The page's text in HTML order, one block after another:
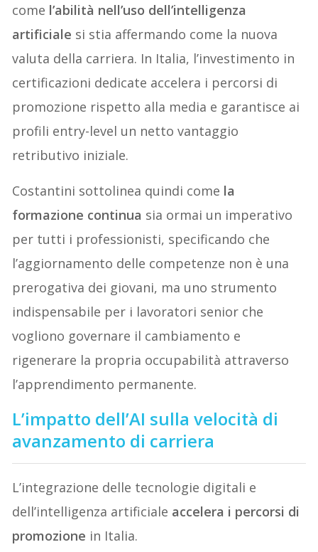
come l’abilità nell’uso dell’intelligenza
artificiale si stia affermando come la nuova
valuta della carriera. In Italia, l’investimento in
certificazioni dedicate accelera i percorsi di
promozione rispetto alla media e garantisce ai
profili entry-level un netto vantaggio
retributivo iniziale.
Costantini sottolinea quindi come la
formazione continua sia ormai un imperativo
per tutti i professionisti, specificando che
l’aggiornamento delle competenze non è una
prerogativa dei giovani, ma uno strumento
indispensabile per i lavoratori senior che
vogliono governare il cambiamento e
rigenerare la propria occupabilità attraverso
l’apprendimento permanente.
L’impatto dell’AI sulla velocità di
avanzamento di carriera
L’integrazione delle tecnologie digitali e
dell’intelligenza artificiale accelera i percorsi di
promozione in Italia.